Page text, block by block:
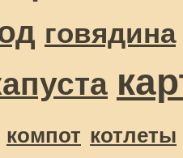
говядина
компот котлеты